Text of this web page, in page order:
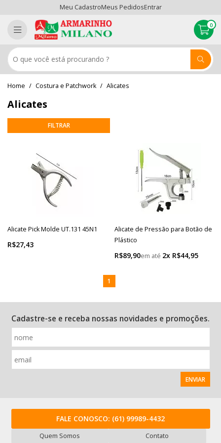
Meu CadastroMeus PedidosEntrar
0
Costura e Patchwork Alicates
Alicates
Alicate Pick Molde UT.131 45N1
R$27,43
Alicate de Pressão para Botão de
Plástico
R$89,90 2x R$44,95
1
Cadastre-se e receba nossas novidades e promoções.
ENVIAR
FALE CONOSCO: (61) 99989-4432
Quem Somos Contato